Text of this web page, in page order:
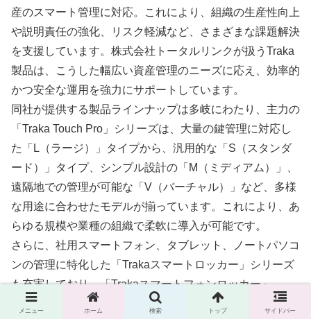
産のスマート管理に対応。これにより、組織の生産性向上
や説明責任の強化、リスク軽減など、さまざまな課題解決
を支援しています。株式会社トータルリンクが扱うTraka
製品は、こうした幅広い資産管理のニーズに応え、効率的
かつ安全な運用を強力にサポートしています。
同社が提供する製品ラインナップは多岐にわたり、主力の
「Traka Touch Pro」シリーズは、大量の鍵管理に対応し
た「L（ラージ）」タイプから、汎用的な「S（スタンダ
ード）」タイプ、シンプル設計の「M（ミディアム）」、
遠隔地での管理が可能な「V（バーチャル）」など、多様
な用途に合わせたモデルが揃っています。これにより、あ
らゆる規模や業種の組織で柔軟に導入が可能です。
さらに、社用スマートフォン、タブレット、ノートパソコ
ンの管理に特化した「Trakaスマートロッカー」シリーズ
も充実しており、「Trakaスマートフォンロッカー」、
「Trakaタブレットロッカー」、「Trakaラップトップロッ
メニュー ホーム 検索 トップ サイドバー